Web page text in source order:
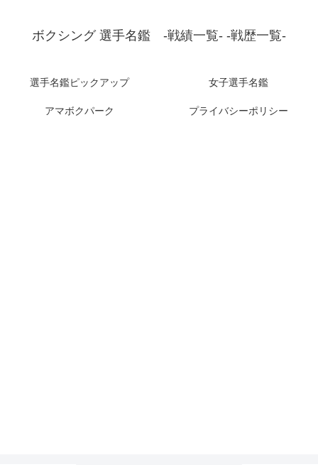
ボクシング 選手名鑑 -戦績一覧- -戦歴一覧-
選手名鑑ピックアップ 女子選手名鑑
アマボクパーク プライバシーポリシー